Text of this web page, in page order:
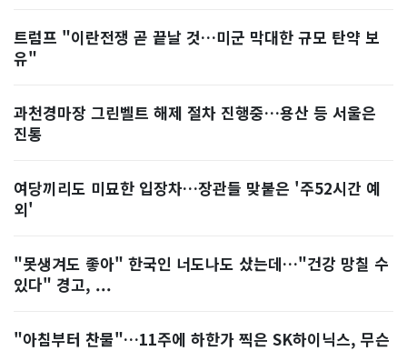
트럼프 "이란전쟁 곧 끝날 것…미군 막대한 규모 탄약 보
유"
과천경마장 그린벨트 해제 절차 진행중…용산 등 서울은
진통
여당끼리도 미묘한 입장차…장관들 맞붙은 '주52시간 예
외'
"못생겨도 좋아" 한국인 너도나도 샀는데…"건강 망칠 수
있다" 경고, ...
"아침부터 찬물"…11주에 하한가 찍은 SK하이닉스, 무슨